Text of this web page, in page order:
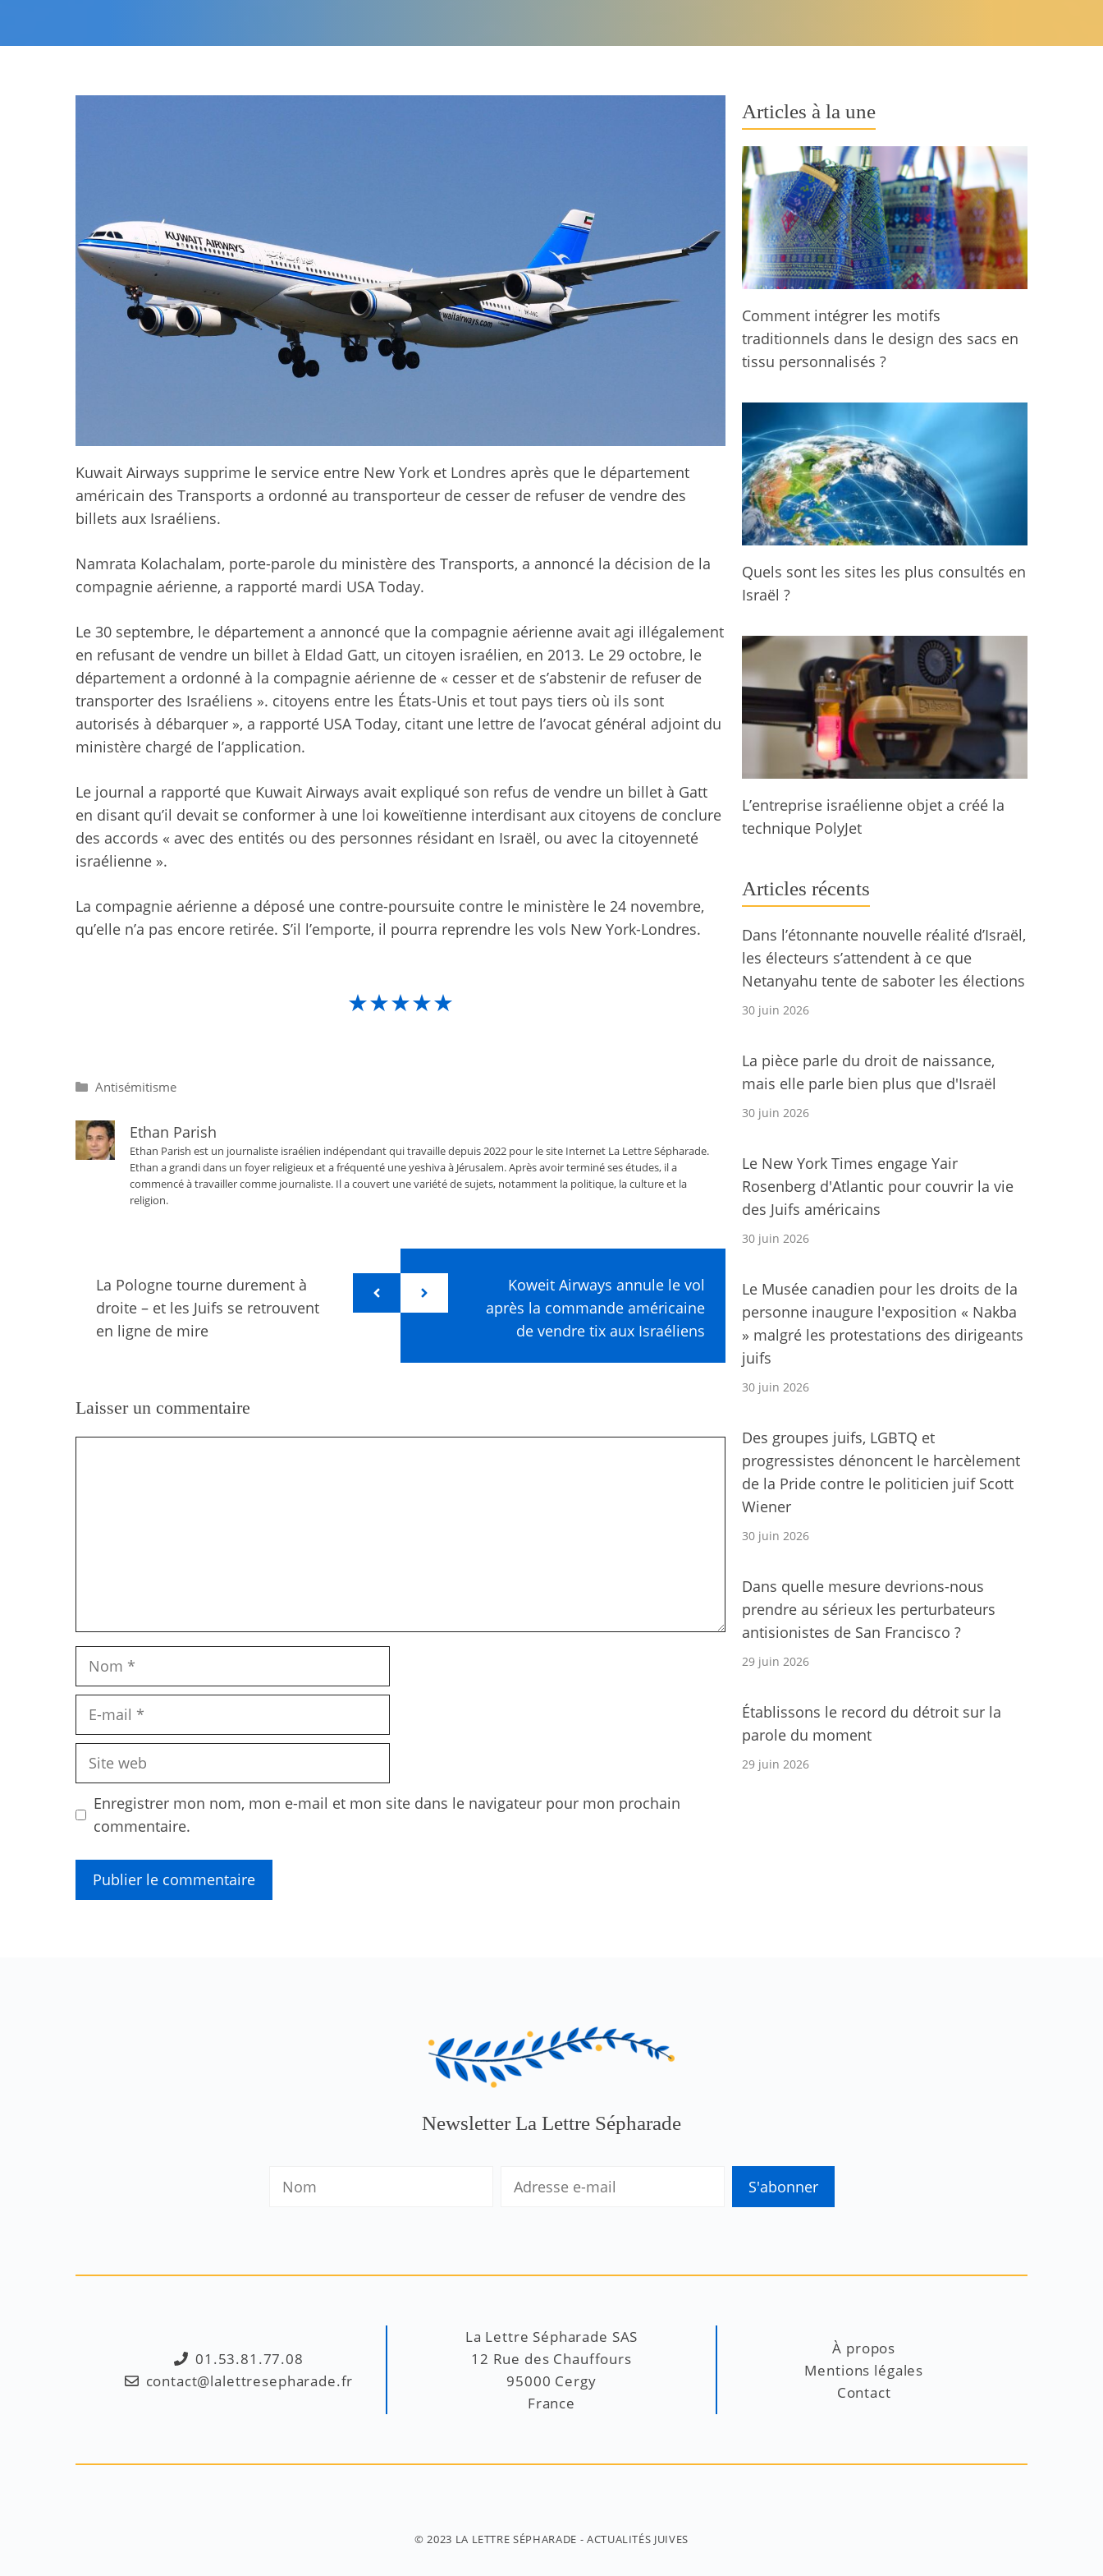
Kuwait Airways supprime le service entre New York et Londres après que le département
américain des Transports a ordonné au transporteur de cesser de refuser de vendre des
billets aux Israéliens.
Namrata Kolachalam, porte-parole du ministère des Transports, a annoncé la décision de la
compagnie aérienne, a rapporté mardi USA Today.
Le 30 septembre, le département a annoncé que la compagnie aérienne avait agi illégalement
en refusant de vendre un billet à Eldad Gatt, un citoyen israélien, en 2013. Le 29 octobre, le
département a ordonné à la compagnie aérienne de « cesser et de s’abstenir de refuser de
transporter des Israéliens ». citoyens entre les États-Unis et tout pays tiers où ils sont
autorisés à débarquer », a rapporté USA Today, citant une lettre de l’avocat général adjoint du
ministère chargé de l’application.
Le journal a rapporté que Kuwait Airways avait expliqué son refus de vendre un billet à Gatt
en disant qu’il devait se conformer à une loi koweïtienne interdisant aux citoyens de conclure
des accords « avec des entités ou des personnes résidant en Israël, ou avec la citoyenneté
israélienne ».
La compagnie aérienne a déposé une contre-poursuite contre le ministère le 24 novembre,
qu’elle n’a pas encore retirée. S’il l’emporte, il pourra reprendre les vols New York-Londres.
★★★★★
Catégories
Antisémitisme
Ethan Parish
Ethan Parish est un journaliste israélien indépendant qui travaille depuis 2022 pour le site Internet La Lettre Sépharade.
Ethan a grandi dans un foyer religieux et a fréquenté une yeshiva à Jérusalem. Après avoir terminé ses études, il a
commencé à travailler comme journaliste. Il a couvert une variété de sujets, notamment la politique, la culture et la
religion.
La Pologne tourne durement à
droite – et les Juifs se retrouvent
en ligne de mire
Koweit Airways annule le vol
après la commande américaine
de vendre tix aux Israéliens
Laisser un commentaire
Nom
Site
Enregistrer mon nom, mon e-mail et mon site dans le navigateur pour mon prochain
commentaire.
Articles à la une
Comment intégrer les motifs
traditionnels dans le design des sacs en
tissu personnalisés ?
Quels sont les sites les plus consultés en
Israël ?
L’entreprise israélienne objet a créé la
technique PolyJet
Articles récents
Dans l’étonnante nouvelle réalité d’Israël,
les électeurs s’attendent à ce que
Netanyahu tente de saboter les élections
30 juin 2026
La pièce parle du droit de naissance,
mais elle parle bien plus que d'Israël
30 juin 2026
Le New York Times engage Yair
Rosenberg d'Atlantic pour couvrir la vie
des Juifs américains
30 juin 2026
Le Musée canadien pour les droits de la
personne inaugure l'exposition « Nakba
» malgré les protestations des dirigeants
juifs
30 juin 2026
Des groupes juifs, LGBTQ et
progressistes dénoncent le harcèlement
de la Pride contre le politicien juif Scott
Wiener
30 juin 2026
Dans quelle mesure devrions-nous
prendre au sérieux les perturbateurs
antisionistes de San Francisco ?
29 juin 2026
Établissons le record du détroit sur la
parole du moment
29 juin 2026
Newsletter La Lettre Sépharade
01.53.81.77.08
contact@lalettresepharade.fr
La Lettre Sépharade SAS
12 Rue des Chauffours
95000 Cergy
France
À propos
Mentions légales
Contact
© 2023 LA LETTRE SÉPHARADE - ACTUALITÉS JUIVES